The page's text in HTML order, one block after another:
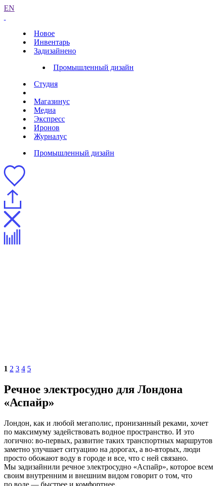
EN
Новое
Инвентарь
Задизайнено
Промышленный дизайн
Студия
Магазинус
Медиа
Экспресс
Иронов
Журналус
Промышленный дизайн
1 2 3 4 5
Речное электросудно для Лондона
«Аспайр»
Лондон, как и любой мегаполис, пронизанный реками, хочет
по максимуму задействовать водное пространство. И это
логично: во-первых, развитие таких транспортных маршрутов
заметно улучшает ситуацию на дорогах, а во-вторых, люди
просто обожают воду в городе и все, что с ней связано.
Мы задизайнили речное электросудно «Аспайр», которое всем
своим внутренним и внешним видом говорит о том, что
по воде — быстрее и комфортнее.